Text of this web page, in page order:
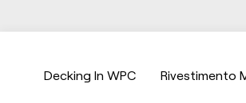
Decking In WPC Rivestimento